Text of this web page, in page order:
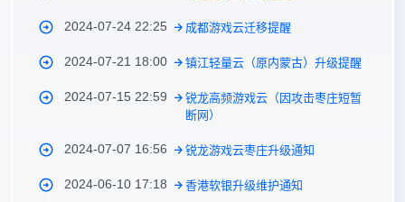
2024-07-24 22:25 成都游戏云迁移提醒
2024-07-21 18:00 镇江轻量云（原内蒙古）升级提醒
2024-07-15 22:59
锐龙高频游戏云（因攻击枣庄短暂
断网）
2024-07-07 16:56 锐龙游戏云枣庄升级通知
2024-06-10 17:18 香港软银升级维护通知